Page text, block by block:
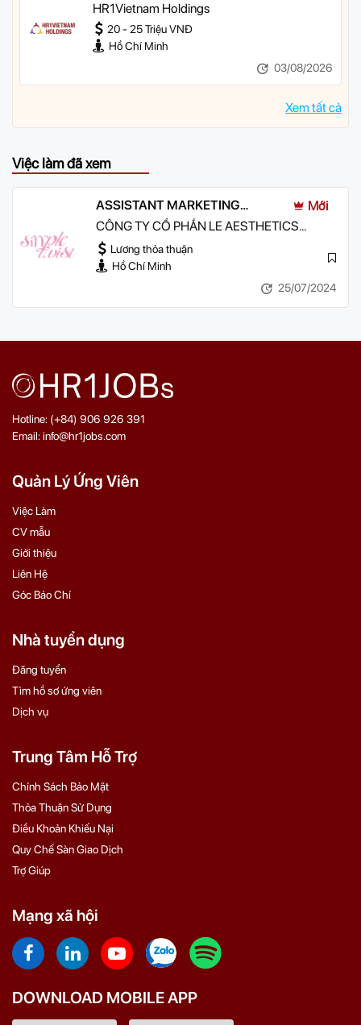
HR1Vietnam Holdings
20 - 25 Triệu VNĐ
Hồ Chí Minh
03/08/2026
Xem tất cả
Việc làm đã xem
ASSISTANT MARKETING
MANAGER
Mới
CÔNG TY CỔ PHẦN LE AESTHETICS
GROUP
Lương thỏa thuận
Hồ Chí Minh
25/07/2024
Hotline: (+84) 906 926 391
Email: info@hr1jobs.com
Quản Lý Ứng Viên
Việc Làm
CV mẫu
Giới thiệu
Liên Hệ
Góc Báo Chí
Nhà tuyển dụng
Đăng tuyển
Tìm hồ sơ ứng viên
Dịch vụ
Trung Tâm Hỗ Trợ
Chính Sách Bảo Mật
Thỏa Thuận Sử Dụng
Điều Khoản Khiếu Nại
Quy Chế Sàn Giao Dịch
Trợ Giúp
Mạng xã hội
DOWNLOAD MOBILE APP